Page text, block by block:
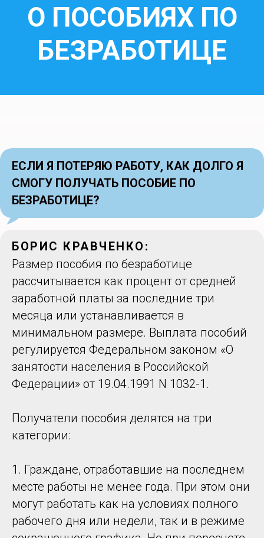
О ПОСОБИЯХ ПО
БЕЗРАБОТИЦЕ
ЕСЛИ Я ПОТЕРЯЮ РАБОТУ, КАК ДОЛГО Я
СМОГУ ПОЛУЧАТЬ ПОСОБИЕ ПО
БЕЗРАБОТИЦЕ?
БОРИС КРАВЧЕНКО:
Размер пособия по безработице
рассчитывается как процент от средней
заработной платы за последние три
месяца или устанавливается в
минимальном размере. Выплата пособий
регулируется Федеральном законом «О
занятости населения в Российской
Федерации» от 19.04.1991 N 1032-1.
Получатели пособия делятся на три
категории:
1. Граждане, отработавшие на последнем
месте работы не менее года. При этом они
могут работать как на условиях полного
рабочего дня или недели, так и в режиме